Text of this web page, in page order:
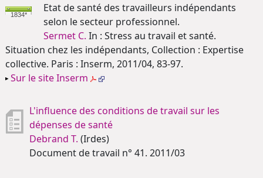
1834*
Etat de santé des travailleurs indépendants
selon le secteur professionnel.
Sermet C. In : Stress au travail et santé.
Situation chez les indépendants, Collection : Expertise
collective. Paris : Inserm, 2011/04, 83-97.
Sur le site Inserm
L'influence des conditions de travail sur les
dépenses de santé
Debrand T. (Irdes)
Document de travail n° 41. 2011/03